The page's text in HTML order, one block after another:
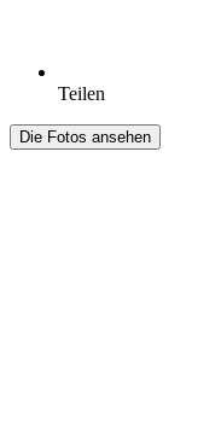
Teilen
Die Fotos ansehen